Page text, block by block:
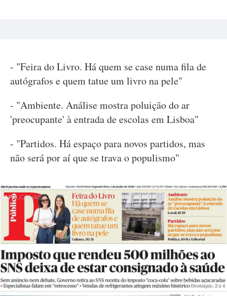
- "Feira do Livro. Há quem se case numa fila de
autógrafos e quem tatue um livro na pele"
- "Ambiente. Análise mostra poluição do ar
'preocupante' à entrada de escolas em Lisboa"
- "Partidos. Há espaço para novos partidos, mas
não será por aí que se trava o populismo"